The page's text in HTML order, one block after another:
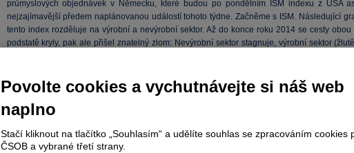
průmyslových objednávek v Německu, které budou po pondělním ISM indexu z USA
nejzajímavější předem naplánovanou událostí tohoto týdne. Začněme s ISM. Následující
tento index rozděluje na výrobní a nevýrobní sektor. Až do konce roku 2014 se cesty obou
podstatě kryly, pak ale přišel znatelný zlom: Nevýrobní sektor stagnuje, výrobní sektor
Povolte cookies a vychutnávejte si náš web
naplno
Stačí kliknout na tlačítko „Souhlasím“ a udělíte souhlas se zpracováním cookies
ČSOB a vybrané třetí strany.